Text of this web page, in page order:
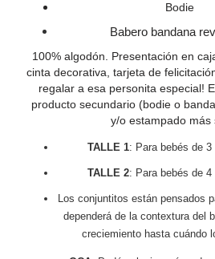
Bodie
Babero bandana
100% algodón. Presentación en
cinta decorativa, tarjeta de
regalar a esa personita especial!
producto secundario (bodie o
y/o estampado más
TALLE 1: Para bebés de 3
TALLE 2: Para bebés de 4
Los conjuntitos están pensados
dependerá de la contextura del
creciemiento hasta cuándo